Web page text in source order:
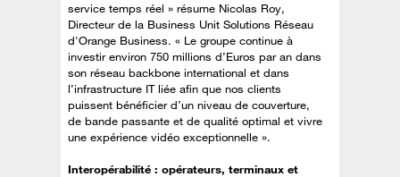
service temps réel » résume Nicolas Roy,
Directeur de la Business Unit Solutions Réseau
d'Orange Business. « Le groupe continue à
investir environ 750 millions d’Euros par an dans
son réseau backbone international et dans
l’infrastructure IT liée afin que nos clients
puissent bénéficier d’un niveau de couverture,
de bande passante et de qualité optimal et vivre
une expérience vidéo exceptionnelle ».
Interopérabilité : opérateurs, terminaux et